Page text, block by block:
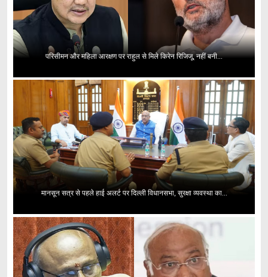
परिसीमन और महिला आरक्षण पर राहुल से मिले किरेन रिजिजू, नहीं बनी...
मानसून सत्र से पहले हाई अलर्ट पर दिल्ली विधानसभा, सुरक्षा व्यवस्था का...